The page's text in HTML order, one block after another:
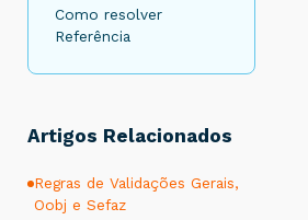
Como resolver
Referência
Artigos Relacionados
Regras de Validações Gerais,
Oobj e Sefaz